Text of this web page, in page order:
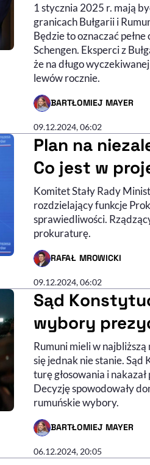
1 stycznia 2025 r. mają
granicach Bułgarii i
Będzie to oznaczać
Schengen. Eksperci z
że na długo
lewów rocznie.
BARTŁOMIEJ MAYER
- AUTOR ARTYKUŁU - PROFIL
09.12.2024, 06:02
Plan na
Co jest w
Komitet Stały Rady
rozdzielający funkcje
sprawiedliwości.
prokuraturę.
RAFAŁ MROWICKI
- AUTOR ARTYKUŁU - PROFIL
09.12.2024, 06:02
Sąd
wybory
Rumuni mieli w
się jednak nie stanie. Sąd
turę głosowania i
Decyzję spowodowały
rumuńskie wybory.
BARTŁOMIEJ MAYER
- AUTOR ARTYKUŁU - PROFIL
06.12.2024, 20:05